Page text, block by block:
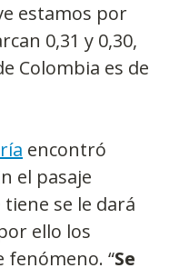
estamos por
0,31 y 0,30,
Colombia es de
encontró
el pasaje
se le dará
ello los
fenómeno. “Se